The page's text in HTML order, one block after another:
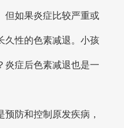
但如果炎症比较严重或
久性的色素减退。小孩
炎症后色素减退也是一
防和控制原发疾病，